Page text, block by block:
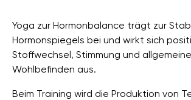
Yoga zur Hormonbalance trägt zur
Hormonspiegels bei und wirkt sich
Stoffwechsel, Stimmung und
Wohlbefinden aus.
Beim Training wird die Produktion von